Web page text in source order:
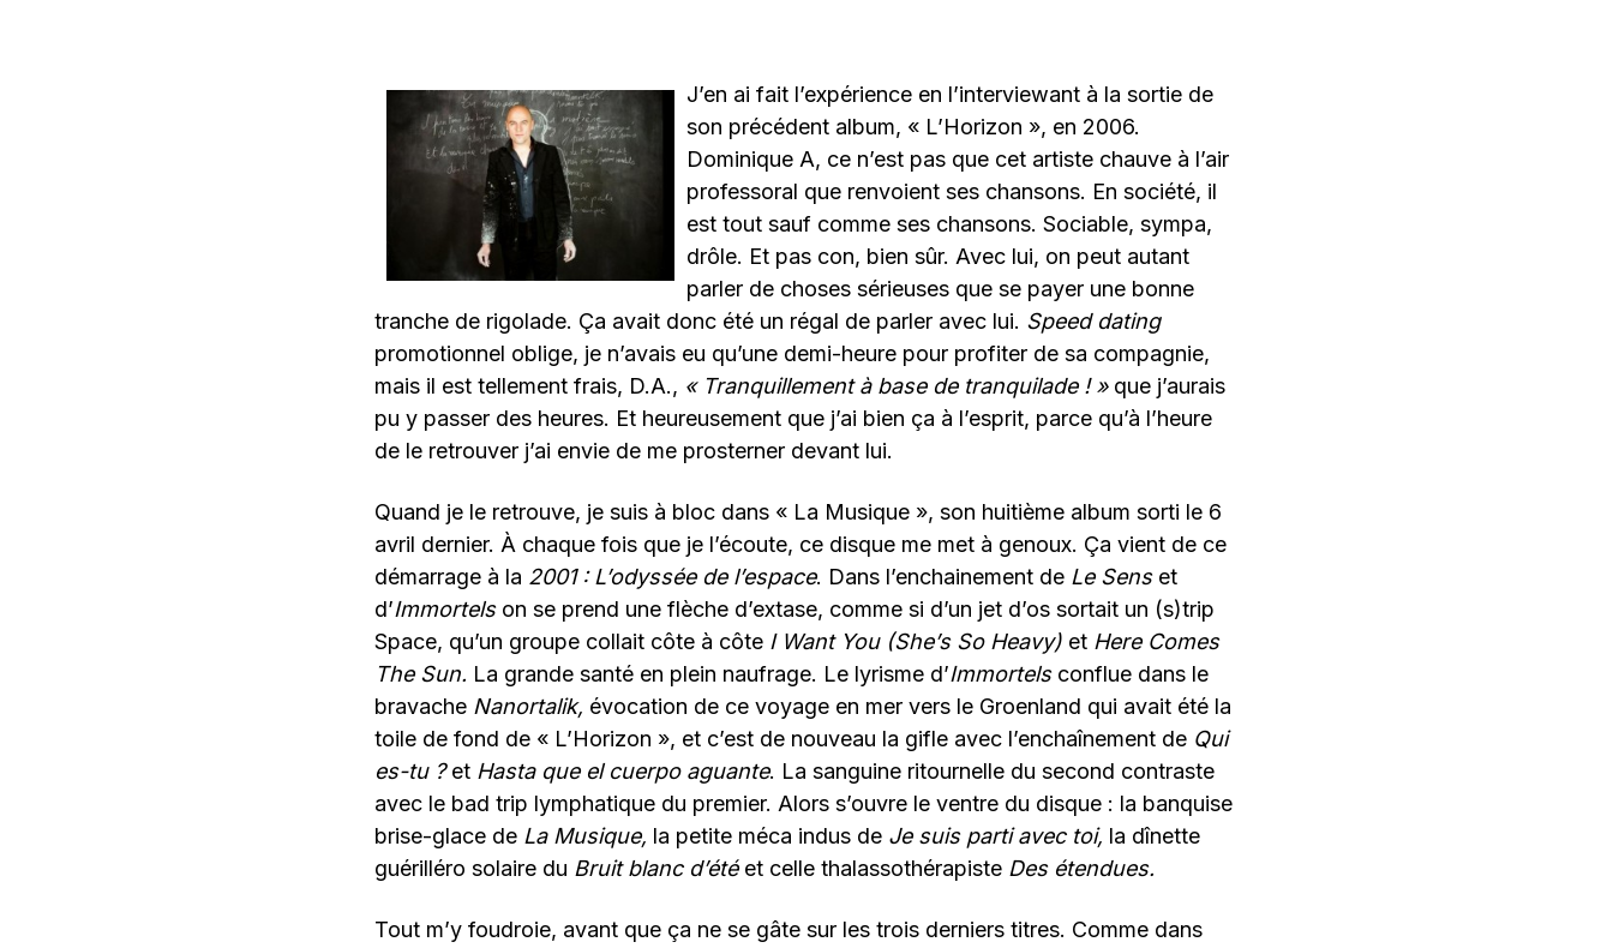
J’en ai fait l’expérience en l’interviewant à la sortie de
son précédent album, « L’Horizon », en 2006.
Dominique A, ce n’est pas que cet artiste chauve à l’air
professoral que renvoient ses chansons. En société, il
est tout sauf comme ses chansons. Sociable, sympa,
drôle. Et pas con, bien sûr. Avec lui, on peut autant
parler de choses sérieuses que se payer une bonne
tranche de rigolade. Ça avait donc été un régal de parler avec lui. Speed dating
promotionnel oblige, je n’avais eu qu’une demi-heure pour profiter de sa compagnie,
mais il est tellement frais, D.A., « Tranquillement à base de tranquilade ! »que j’aurais
pu y passer des heures. Et heureusement que j’ai bien ça à l’esprit, parce qu’à l’heure
de le retrouver j’ai envie de me prosterner devant lui.
Quand je le retrouve, je suis à bloc dans « La Musique », son huitième album sorti le 6
avril dernier. À chaque fois que je l’écoute, ce disque me met à genoux. Ça vient de ce
démarrage à la 2001 : L’odyssée de l’espace. Dans l’enchainement de Le Senset
d’Immortelson se prend une flèche d’extase, comme si d’un jet d’os sortait un (s)trip
Space, qu’un groupe collait côte à côte I Want You (She’s So Heavy) et Here Comes
The Sun. La grande santé en plein naufrage. Le lyrisme d’Immortelsconflue dans le
bravache Nanortalik, évocation de ce voyage en mer vers le Groenland qui avait été la
toile de fond de « L’Horizon », et c’est de nouveau la gifle avec l’enchaînement de Qui
es-tu ?et Hasta que el cuerpo aguante. La sanguine ritournelle du second contraste
avec le bad trip lymphatique du premier. Alors s’ouvre le ventre du disque : la banquise
brise-glace de La Musique, la petite méca indus de Je suis parti avec toi, la dînette
guérilléro solaire du Bruit blanc d’étéet celle thalassothérapiste Des étendues.
Tout m’y foudroie, avant que ça ne se gâte sur les trois derniers titres. Comme dans